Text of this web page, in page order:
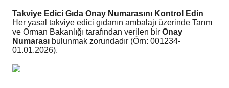
Cilt Bakımı
Temizleme
Mendilleri
Emzikleri
Hijyeni
Takviye Edici Gıda Onay Numarasını Kontrol Edin
Her yasal takviye edici gıdanın ambalajı üzerinde Tarım
ve Orman Bakanlığı tarafından verilen bir Onay
Numarası bulunmak zorundadır (Örn: 001234-
01.01.2026).